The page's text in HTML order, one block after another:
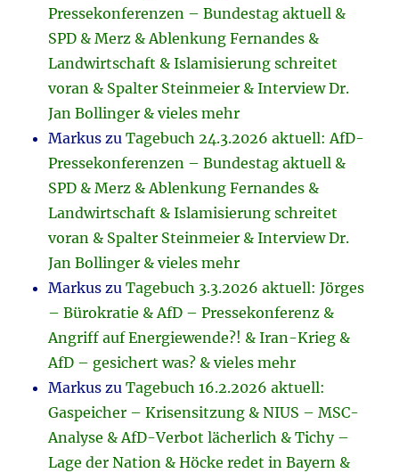
Pressekonferenzen – Bundestag aktuell &
SPD & Merz & Ablenkung Fernandes &
Landwirtschaft & Islamisierung schreitet
voran & Spalter Steinmeier & Interview Dr.
Jan Bollinger & vieles mehr
Markus zuTagebuch 24.3.2026 aktuell: AfD-
Pressekonferenzen – Bundestag aktuell &
SPD & Merz & Ablenkung Fernandes &
Landwirtschaft & Islamisierung schreitet
voran & Spalter Steinmeier & Interview Dr.
Jan Bollinger & vieles mehr
Markus zuTagebuch 3.3.2026 aktuell: Jörges
– Bürokratie & AfD – Pressekonferenz &
Angriff auf Energiewende?! & Iran-Krieg &
AfD – gesichert was? & vieles mehr
Markus zuTagebuch 16.2.2026 aktuell:
Gaspeicher – Krisensitzung & NIUS – MSC-
Analyse & AfD-Verbot lächerlich & Tichy –
Lage der Nation & Höcke redet in Bayern &